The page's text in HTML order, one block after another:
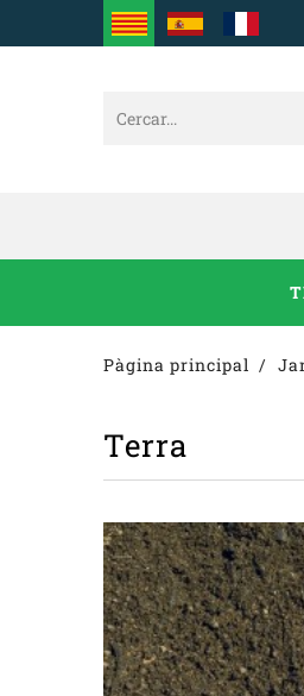
Pàgina principal
Terra